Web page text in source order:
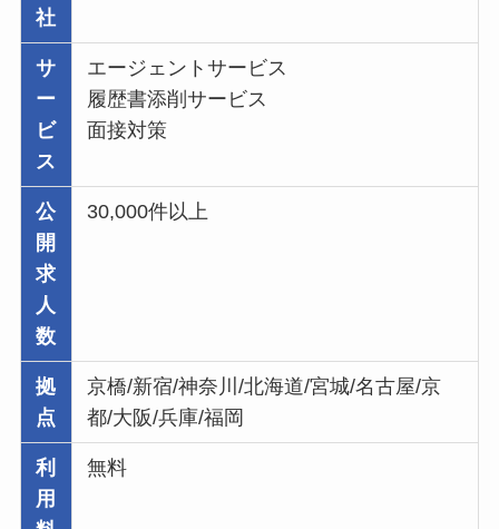
社
サ
ー
ビ
ス
エージェントサービス
履歴書添削サービス
面接対策
公
開
求
人
数
30,000件以上
拠
点
京橋/新宿/神奈川/北海道/宮城/名古屋/京
都/大阪/兵庫/福岡
利
用
無料